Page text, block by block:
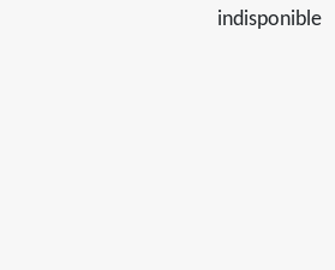
indisponible